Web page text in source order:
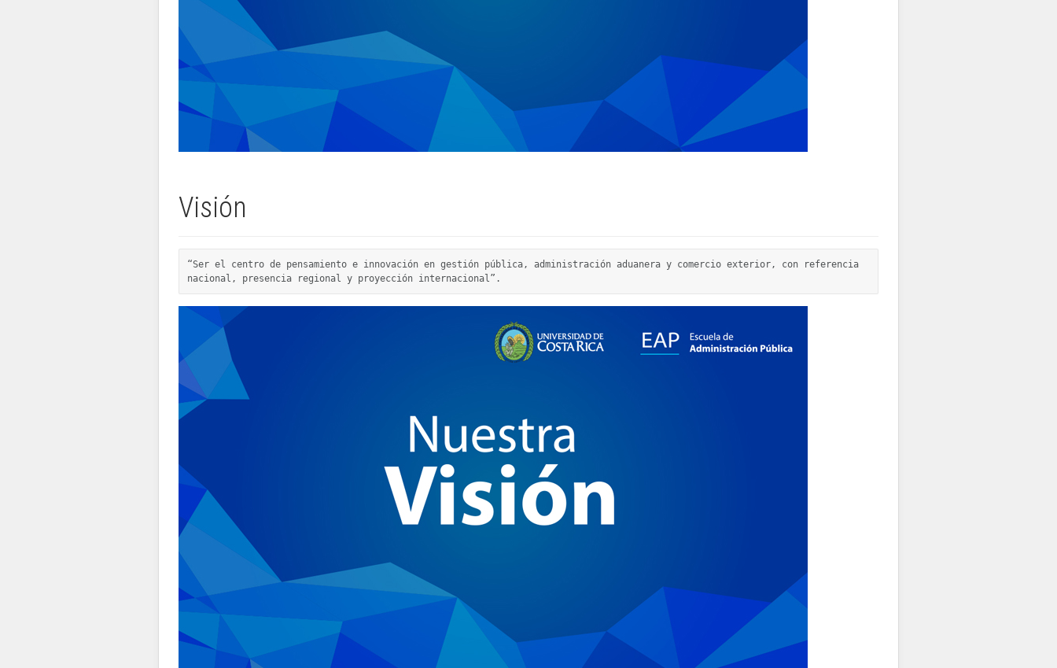
Visión
“Ser el centro de pensamiento e innovación en gestión pública, administración aduanera y comercio exterior, con referencia
nacional, presencia regional y proyección internacional”.